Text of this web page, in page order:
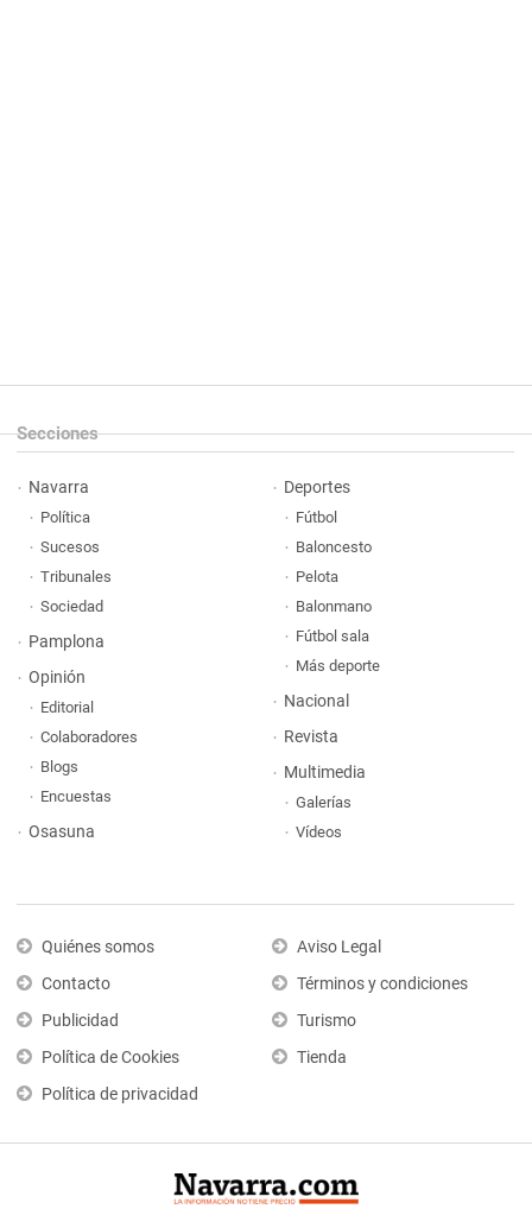
Secciones
Navarra
Política
Sucesos
Tribunales
Sociedad
Pamplona
Opinión
Editorial
Colaboradores
Blogs
Encuestas
Osasuna
Deportes
Fútbol
Baloncesto
Pelota
Balonmano
Fútbol sala
Más deporte
Nacional
Revista
Multimedia
Galerías
Vídeos
Quiénes somos
Contacto
Publicidad
Política de Cookies
Política de privacidad
Aviso Legal
Términos y condiciones
Turismo
Tienda